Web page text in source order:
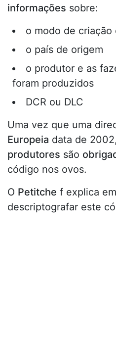
informações sobre:
o modo de criação
o país de origem
o produtor e as
foram produzidos
DCR ou DLC
Uma vez que uma
Europeia data de
produtores são
código nos ovos.
O Petitche f explica
descriptografar este